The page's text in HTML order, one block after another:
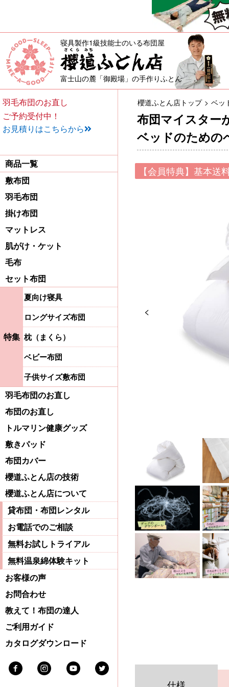
ベッドのための
布団マイスター
敷布団・掛け布団・羽毛布団
寝具製作1級技能士のいる布団屋
富士山の麓「御殿場」の手作りふとん
櫻道ふとん店トップ ベッ
【会員特典】基本送
羽毛布団のお直し
ご予約受付中！
お見積りはこちらから
商品一覧
敷布団
羽毛布団
掛け布団
マットレス
肌がけ・ケット
毛布
セット布団
特集
夏向け寝具
ロングサイズ布団
枕（まくら）
ベビー布団
子供サイズ敷布団
羽毛布団のお直し
布団のお直し
トルマリン健康グッズ
敷きパッド
布団カバー
櫻道ふとん店の技術
櫻道ふとん店について
貸布団・布団レンタル
お電話でのご相談
無料お試しトライアル
無料温泉綿体験キット
お客様の声
お問合わせ
教えて！布団の達人
ご利用ガイド
カタログダウンロード
Facebook InstagramYoutubeTwitter